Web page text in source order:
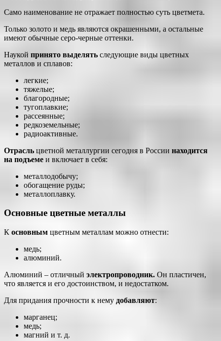
Само наименование не отражает полностью суть цветмета.
Только золото и медь являются окрашенными, а остальные
имеют обычные серо-черные оттенки.
Наукой принято выделять следующие виды цветных
металлов и сплавов:
легкие;
тяжелые;
благородные;
тугоплавкие;
рассеянные;
редкоземельные;
радиоактивные.
Отрасль цветной металлургии сегодня в России находится
на подъеме и включает в себя:
металлодобычу;
обогащение руды;
металлоплавку.
Основные цветные металлы
К основным цветным металлам можно отнести:
медь;
алюминий.
Алюминий – отличный электропроводник. Он пластичен,
что является и его достоинством, и недостатком.
Для придания прочности к нему добавляют:
марганец;
медь;
магний и т. д.